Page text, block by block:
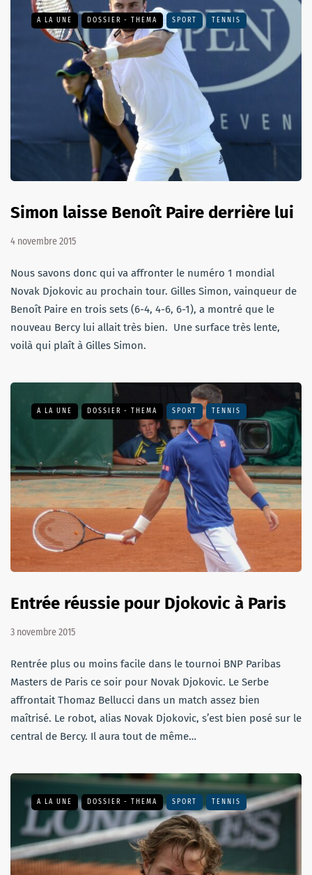
A LA UNE DOSSIER - THEMA SPORT TENNIS
Simon laisse Benoît Paire derrière lui
4 novembre 2015
Nous savons donc qui va affronter le numéro 1 mondial
Novak Djokovic au prochain tour. Gilles Simon, vainqueur de
Benoît Paire en trois sets (6-4, 4-6, 6-1), a montré que le
nouveau Bercy lui allait très bien. Une surface très lente,
voilà qui plaît à Gilles Simon.
A LA UNE DOSSIER - THEMA SPORT TENNIS
Entrée réussie pour Djokovic à Paris
3 novembre 2015
Rentrée plus ou moins facile dans le tournoi BNP Paribas
Masters de Paris ce soir pour Novak Djokovic. Le Serbe
affrontait Thomaz Bellucci dans un match assez bien
maîtrisé. Le robot, alias Novak Djokovic, s’est bien posé sur le
central de Bercy. Il aura tout de même…
A LA UNE DOSSIER - THEMA SPORT TENNIS